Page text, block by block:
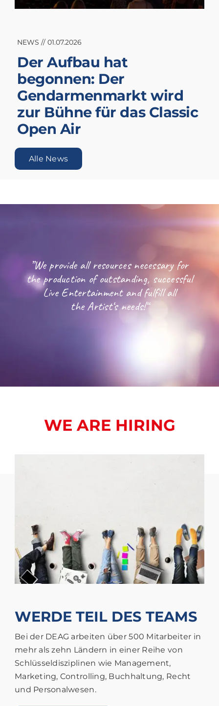
NEWS // 01.07.2026
Der Aufbau hat
begonnen: Der
Gendarmenmarkt wird
zur Bühne für das Classic
Open Air
Alle News
”We provide all resources necessary for
the production of outstanding, successful
Live Entertainment and fulfill all
the Artist‘s needs!“
WE ARE HIRING
WERDE TEIL DES TEAMS
Bei der DEAG arbeiten über 500 Mitarbeiter in
mehr als zehn Ländern in einer Reihe von
Schlüsseldisziplinen wie Management,
Marketing, Controlling, Buchhaltung, Recht
und Personalwesen.